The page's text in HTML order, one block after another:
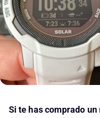
Si te has comprado